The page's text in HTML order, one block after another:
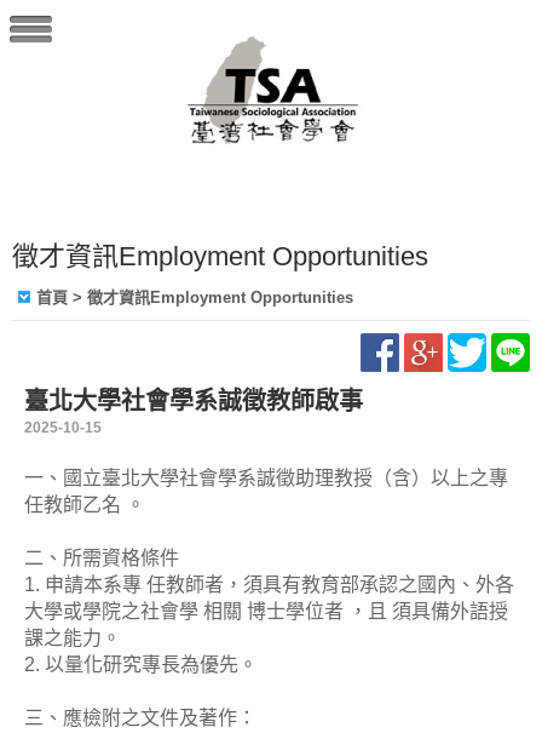
徵才資訊Employment Opportunities
首頁 > 徵才資訊Employment Opportunities
臺北大學社會學系誠徵教師啟事
2025-10-15
一、國立臺北大學社會學系誠徵助理教授（含）以上之專
任教師乙名 。
二、所需資格條件
1. 申請本系專 任教師者，須具有教育部承認之國內、外各
大學或學院之社會學 相關 博士學位者 ，且 須具備外語授
課之能力。
2. 以量化研究專長為優先。
三、應檢附之文件及著作：